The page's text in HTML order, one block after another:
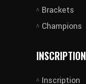
Brackets
Champions
INSCRIPTION
Inscription